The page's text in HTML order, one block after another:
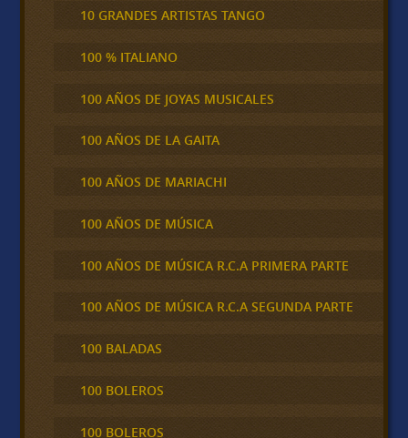
10 GRANDES ARTISTAS TANGO
100 % ITALIANO
100 AÑOS DE JOYAS MUSICALES
100 AÑOS DE LA GAITA
100 AÑOS DE MARIACHI
100 AÑOS DE MÚSICA
100 AÑOS DE MÚSICA R.C.A PRIMERA PARTE
100 AÑOS DE MÚSICA R.C.A SEGUNDA PARTE
100 BALADAS
100 BOLEROS
100 BOLEROS